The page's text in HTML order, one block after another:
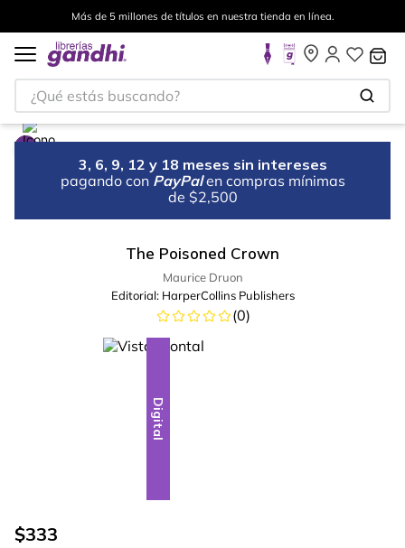
Más de 5 millones de títulos en nuestra tienda en línea.
¿Qué estás buscando?
3, 6, 9, 12 y 18 meses sin intereses
pagando con PayPal en compras mínimas
de $2,500
The Poisoned Crown
Maurice Druon
Editorial: HarperCollins Publishers
(0)
Digital
$333